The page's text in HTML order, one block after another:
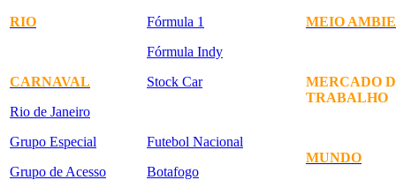
RIO
CARNAVAL
Rio de Janeiro
Grupo Especial
Grupo de Acesso
Fórmula 1
Fórmula Indy
Stock Car
Futebol Nacional
Botafogo
MEIO
MERCADO
TRABALHO
MUNDO